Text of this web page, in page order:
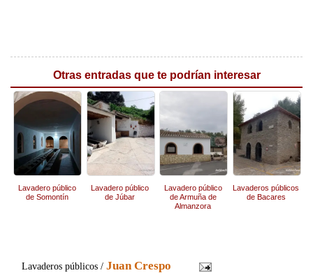
Otras entradas que te podrían interesar
Lavadero público
de Somontín
Lavadero público
de Júbar
Lavadero público
de Armuña de
Almanzora
Lavaderos públicos
de Bacares
Lavaderos públicos /Juan Crespo